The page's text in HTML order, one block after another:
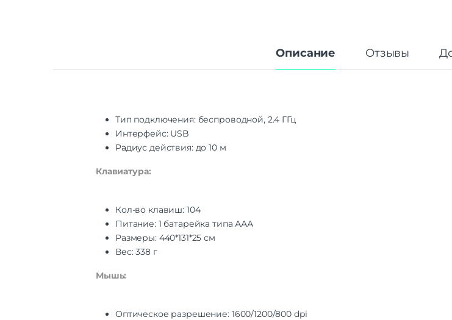
Описание Отзывы
Тип подключения: беспроводной, 2.4 ГГц
Интерфейс: USB
Радиус действия: до 10 м
Клавиатура:
Кол-во клавиш: 104
Питание: 1 батарейка типа ААА
Размеры: 440*131*25 см
Вес: 338 г
Мышь:
Оптическое разрешение: 1600/1200/800 dpi